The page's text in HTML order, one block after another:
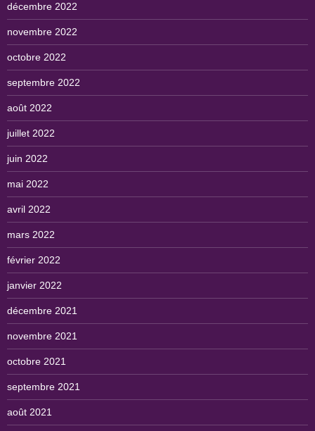
décembre 2022
novembre 2022
octobre 2022
septembre 2022
août 2022
juillet 2022
juin 2022
mai 2022
avril 2022
mars 2022
février 2022
janvier 2022
décembre 2021
novembre 2021
octobre 2021
septembre 2021
août 2021